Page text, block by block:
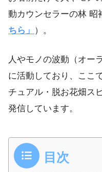
動カウンセラーの林 昭
ちら」 ）。
人やモノの波動（オー
に活動しており、ここ
チュアル・脱お花畑ス
発信しています。
目次